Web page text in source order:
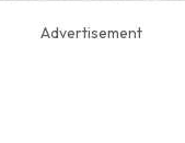
Advertisement